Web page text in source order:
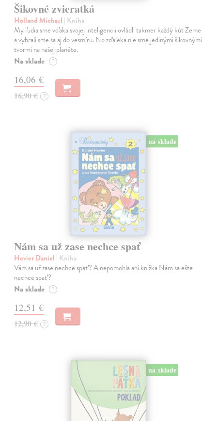
Šikovné zvieratká
Holland Michael | Kniha
My ľudia sme vďaka svojej inteligencii ovládli takmer každý kút Zeme
a vybrali sme sa aj do vesmíru. No zďaleka nie sme jedinými šikovnými
tvormi na našej planéte.
Na sklade ?
16,06 €
16,90 € ?
na sklade
Nám sa už zase nechce spať
Hevier Daniel | Kniha
Vám sa už zase nechce spať? A nepomohla ani knižka Nám sa ešte
nechce spať?
Na sklade ?
12,51 €
12,90 € ?
na sklade